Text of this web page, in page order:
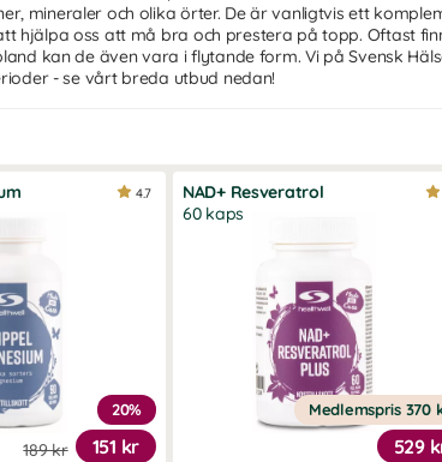
mineraler och olika örter. De är vanligtvis ett
hjälpa oss att må bra och prestera på topp. Oftast
kan de även vara i flytande form. Vi på Svensk
- se vårt breda utbud nedan!
20%
151 kr
189 kr
4.7
NAD+ Resveratrol
60 kaps
Medlemspris 370
529